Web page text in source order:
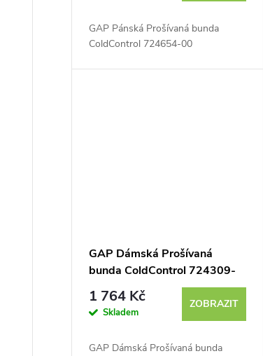
GAP Pánská Prošívaná bunda
ColdControl 724654-00
GAP Dámská Prošívaná
bunda ColdControl 724309-
03
1 764 Kč
Skladem
ZOBRAZIT
GAP Dámská Prošívaná bunda